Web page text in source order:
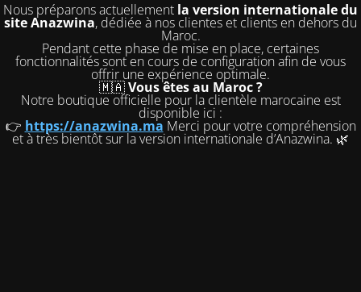
Nous préparons actuellement la version internationale du
site Anazwina, dédiée à nos clientes et clients en dehors du
Maroc.
Pendant cette phase de mise en place, certaines
fonctionnalités sont en cours de configuration afin de vous
offrir une expérience optimale.
🇲🇦Vous êtes au Maroc ?
Notre boutique officielle pour la clientèle marocaine est
disponible ici :
👉 https://anazwina.ma Merci pour votre compréhension
et à très bientôt sur la version internationale d’Anazwina. 🌿